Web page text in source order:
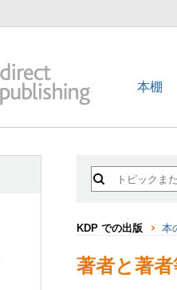
本棚
KDP での出版 本
著者と著者